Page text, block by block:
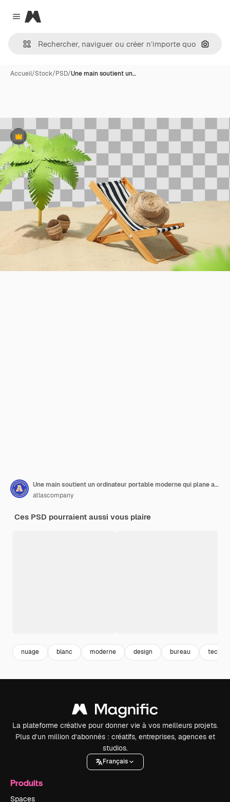
Close menu
Magnific
Accueil/Stock/PSD/Une main soutient un…
Premium
Une main soutient un ordinateur portable moderne qui plane au-dessus d'une surface transparente isolée sur PNG blanc
atlascompany
Ces PSD pourraient aussi vous plaire
nuage blanc moderne design bureau
La plateforme créative pour donner vie à vos meilleurs projets.
Plus d’un million d’abonnés : créatifs, entreprises, agences et
studios.
Français
Produits
Spaces